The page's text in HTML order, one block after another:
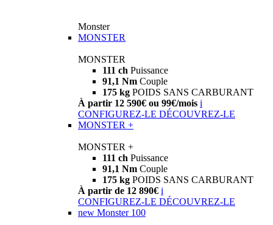
Monster
MONSTER
MONSTER
111 ch Puissance
91,1 Nm Couple
175 kg POIDS SANS CARBURANT
À partir 12 590€ ou 99€/mois i
CONFIGUREZ-LE DÉCOUVREZ-LE
MONSTER +
MONSTER +
111 ch Puissance
91,1 Nm Couple
175 kg POIDS SANS CARBURANT
À partir de 12 890€ i
CONFIGUREZ-LE DÉCOUVREZ-LE
new Monster 100